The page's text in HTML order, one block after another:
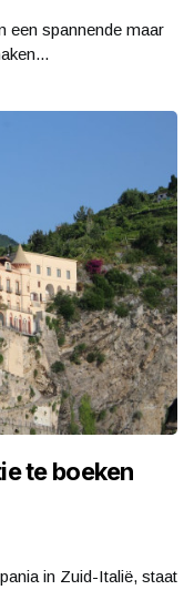
een spannende maar
te boeken
in Zuid-Italië, staat